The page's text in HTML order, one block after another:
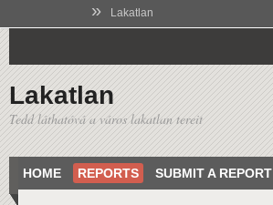
» Lakatlan
Lakatlan
Tedd láthatóvá a város lakatlan tereit
HOME REPORTS SUBMIT A REPORT